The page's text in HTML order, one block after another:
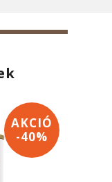
AKCIÓ
-40%